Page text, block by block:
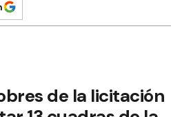
de la licitación